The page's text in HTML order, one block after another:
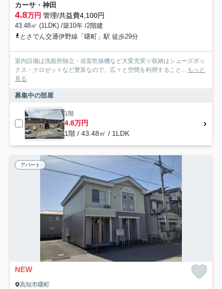
カーサ・神田
4.8万円 管理/共益費4,100円
43.48㎡ (1LDK) /築10年 /2階建
とさでん交通伊野線「曙町」駅 徒歩29分
室内設備は洗面所独立・浴室乾燥機など大変充実☆収納はシューズボッ
クス・クロゼットなど豊富なので、広々と空間を利用すること...
もっと
見る
募集中の部屋
1階
4.8万円
1階 / 43.48㎡ / 1LDK
アパート
NEW
高知市曙町